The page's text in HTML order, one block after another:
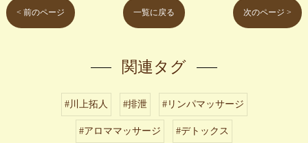
< 前のページ 一覧に戻る 次のページ >
関連タグ
#川上拓人 #排泄 #リンパマッサージ
#アロママッサージ #デトックス